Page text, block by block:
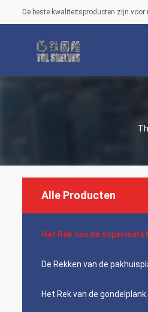
De beste kwaliteitsproducten zijn voor
Alle Producten
Het Rek van de
De Rekken van de
Het Rek van de gondelplank